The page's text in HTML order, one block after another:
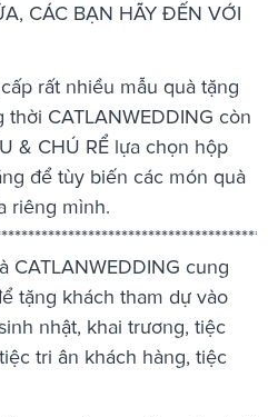
CÁC BẠN HÃY ĐẾN VỚI
rất nhiều mẫu quà tặng
CATLANWEDDING còn
& CHÚ RỂ lựa chọn hộp
để tùy biến các món quà
riêng mình.
CATLANWEDDING cung
tặng khách tham dự vào
nhật, khai trương, tiệc
tri ân khách hàng, tiệc